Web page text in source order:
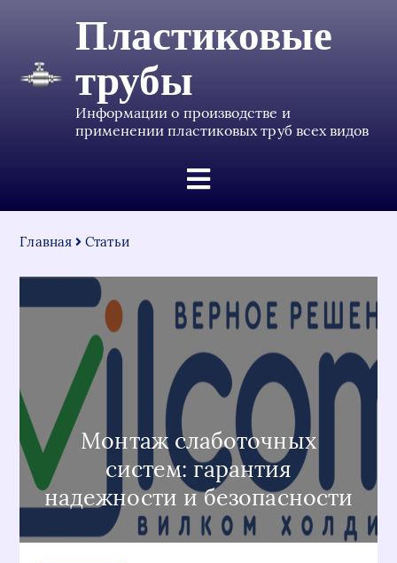
Пластиковые
трубы
Информации о производстве и
применении пластиковых труб всех видов
Главная Статьи
Монтаж слаботочных
систем: гарантия
надежности и безопасности